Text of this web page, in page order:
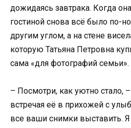
дожидаясь завтрака. Когда
гостиной снова всё было по-
другим углом, а на стене
которую Татьяна Петровна
сама «для фотографий семьи».
– Посмотри, как уютно стало,
встречая её в прихожей с
все ваши снимки выставить.